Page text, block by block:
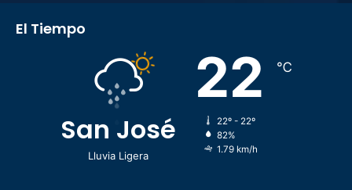
El Tiempo
San José
Lluvia Ligera
22 ℃
22º - 22º
82%
1.79 km/h